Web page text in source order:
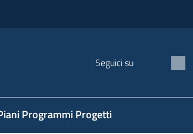
Seguici su
Programmi Progetti